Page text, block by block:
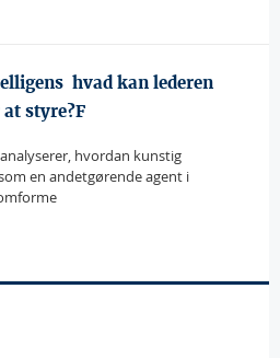
 hvad kan lederen
styre?F
hvordan kunstig
en andetgørende agent i